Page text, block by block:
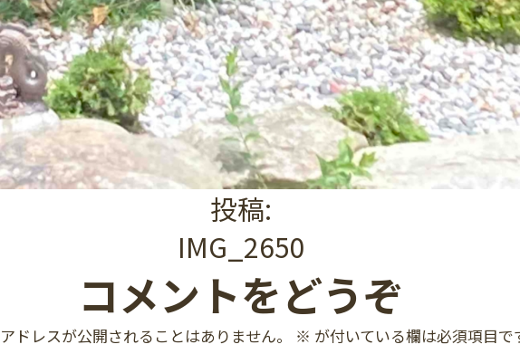
投稿:
IMG_2650
コメントをどうぞ
ドレスが公開されることはありません。 ※ が付いている欄は必須項目で